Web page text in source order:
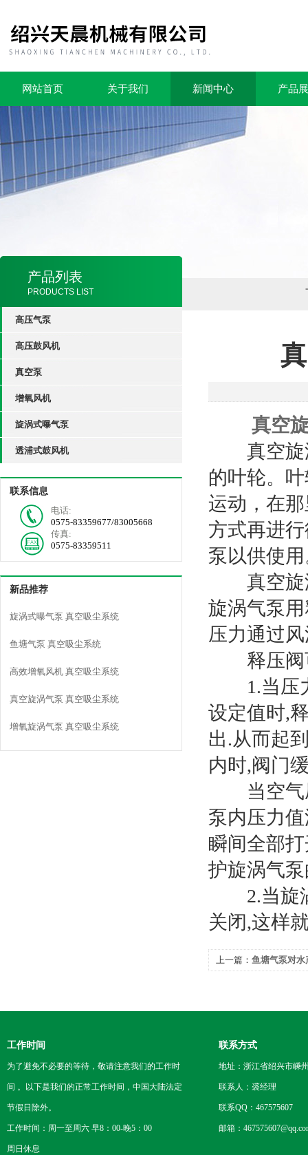
网站首页 关于我们 新闻中心 产品
产品列表
PRODUCTS LIST
高压气泵
高压鼓风机
真空泵
增氧风机
旋涡式曝气泵
透浦式鼓风机
联系信息
电话:
0575-83359677/83005668
传真:
0575-83359511
新品推荐
旋涡式曝气泵 真空吸尘系统
鱼塘气泵 真空吸尘系统
高效增氧风机 真空吸尘系统
真空旋涡气泵 真空吸尘系统
增氧旋涡气泵 真空吸尘系统
真空
真空旋涡
的叶轮。
运动，在
方式再进
泵以供使
真空旋涡
旋涡气泵
压力通过
释压阀可
1.当压力
设定值时,
出.从而起
内时,阀门
当空气压
泵内压力
瞬间全部
护旋涡气
2.当旋涡
关闭,这样
上一篇： 鱼塘气泵对水
工作时间
为了避免不必要的等待，敬请注意我们的工作时
间 。以下是我们的正常工作时间，中国大陆法定
节假日除外。
工作时间：周一至周六 早8：00-晚5：00
周日休息
联系方式
地址：浙江省绍兴市嵊
联系人：裘经理
联系QQ：467575607
邮箱：